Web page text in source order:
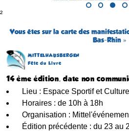
²
Vous êtes sur la carte des
Bas-Rhin »
MITTELHAUSBERGEN
Fête du Livre
14 ème édition, date non
Lieu : Espace Sportif et
Horaires : de 10h à 18h
Organisation :
Édition précédente : du 23 au